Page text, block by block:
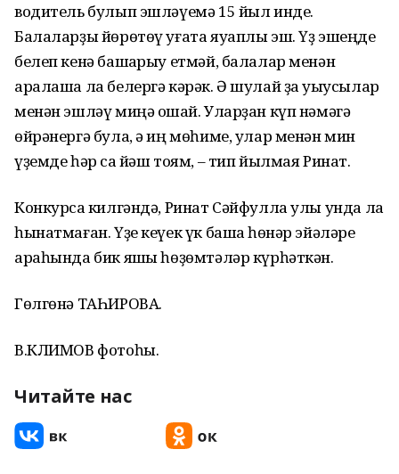
водитель булып эшләүемә 15 йыл инде.
Балаларҙы йөрөтөү уғата яуаплы эш. Үҙ эшеңде
белеп кенә башҡарыу етмәй, балалар менән
аралаша ла белергә кәрәк. Ә шулай ҙа уҡыусылар
менән эшләү миңә оҡшай. Уларҙан күп нәмәгә
өйрәнергә була, ә иң мөһиме, улар менән мин
үҙемде һәр саҡ йәш тоям, – тип йылмая Ринат.
Конкурсҡа килгәндә, Ринат Сәйфулла улы унда ла
һынатмаған. Үҙе кеүек үк башҡа һөнәр эйәләре
араһында бик яҡшы һөҙөмтәләр күрһәткән.
Гөлгөнә ТАҺИРОВА.
В.КЛИМОВ фотоһы.
Читайте нас